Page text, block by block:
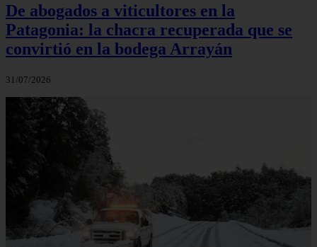
De abogados a viticultores en la
Patagonia: la chacra recuperada que se
convirtió en la bodega Arrayán
31/07/2026